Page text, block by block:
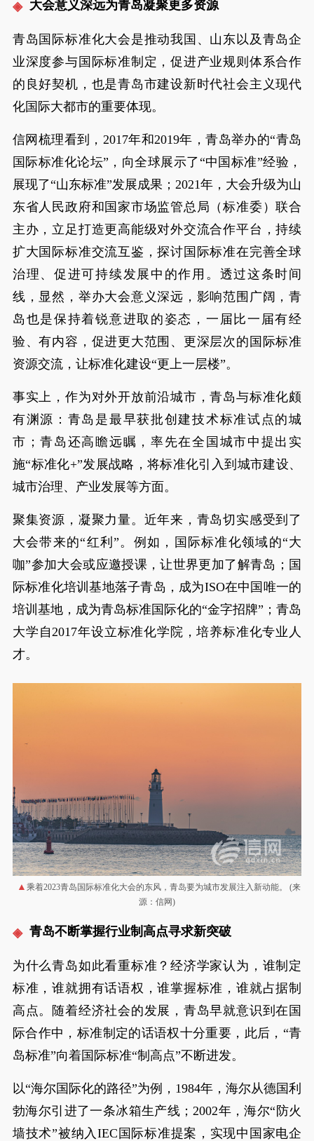
大会意义深远为青岛凝聚更多资源
青岛国际标准化大会是推动我国、山东以及青岛企
业深度参与国际标准制定，促进产业规则体系合作
的良好契机，也是青岛市建设新时代社会主义现代
化国际大都市的重要体现。
信网梳理看到，2017年和2019年，青岛举办的“青岛
国际标准化论坛”，向全球展示了“中国标准”经验，
展现了“山东标准”发展成果；2021年，大会升级为山
东省人民政府和国家市场监管总局（标准委）联合
主办，立足打造更高能级对外交流合作平台，持续
扩大国际标准交流互鉴，探讨国际标准在完善全球
治理、促进可持续发展中的作用。透过这条时间
线，显然，举办大会意义深远，影响范围广阔，青
岛也是保持着锐意进取的姿态，一届比一届有经
验、有内容，促进更大范围、更深层次的国际标准
资源交流，让标准化建设“更上一层楼”。
事实上，作为对外开放前沿城市，青岛与标准化颇
有渊源：青岛是最早获批创建技术标准试点的城
市；青岛还高瞻远瞩，率先在全国城市中提出实
施“标准化+”发展战略，将标准化引入到城市建设、
城市治理、产业发展等方面。
聚集资源，凝聚力量。近年来，青岛切实感受到了
大会带来的“红利”。例如，国际标准化领域的“大
咖”参加大会或应邀授课，让世界更加了解青岛；国
际标准化培训基地落子青岛，成为ISO在中国唯一的
培训基地，成为青岛标准国际化的“金字招牌”；青岛
大学自2017年设立标准化学院，培养标准化专业人
才。
乘着2023青岛国际标准化大会的东风，青岛要为城市发展注入新动能。 (来
源：信网)
青岛不断掌握行业制高点寻求新突破
为什么青岛如此看重标准？经济学家认为，谁制定
标准，谁就拥有话语权，谁掌握标准，谁就占据制
高点。随着经济社会的发展，青岛早就意识到在国
际合作中，标准制定的话语权十分重要，此后，“青
岛标准”向着国际标准“制高点”不断进发。
以“海尔国际化的路径”为例，1984年，海尔从德国利
勃海尔引进了一条冰箱生产线；2002年，海尔“防火
墙技术”被纳入IEC国际标准提案，实现中国家电企